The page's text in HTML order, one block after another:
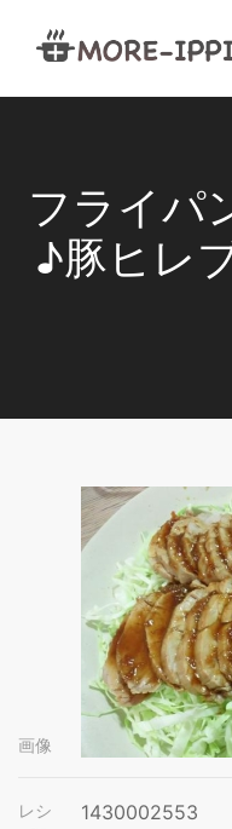
フライパ
♪豚ヒレ
画像
レシ
1430002553